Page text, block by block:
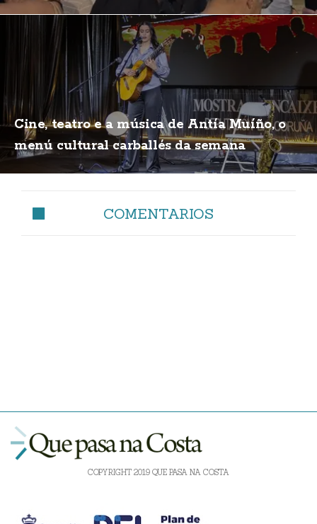
Cine, teatro e a música de Antía Muíño, o
menú cultural carballés da semana
COMENTARIOS
COPYRIGHT 2019 QUE PASA NA COSTA